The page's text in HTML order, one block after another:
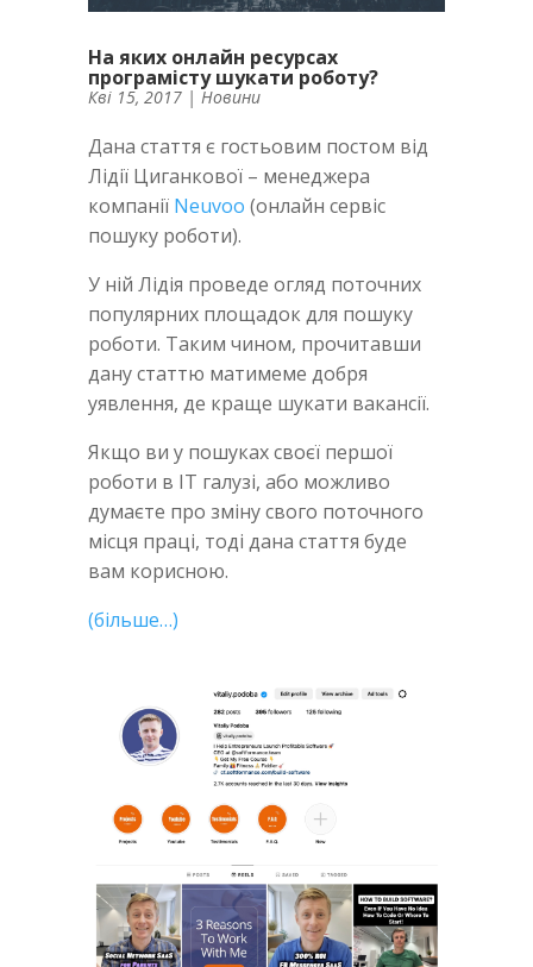
На яких онлайн ресурсах
програмісту шукати роботу?
Кві 15, 2017 | Новини
Дана стаття є гостьовим постом від
Лідії Циганкової – менеджера
компанії Neuvoo (онлайн сервіс
пошуку роботи).
У ній Лідія проведе огляд поточних
популярних площадок для пошуку
роботи. Таким чином, прочитавши
дану статтю матимеме добря
уявлення, де краще шукати вакансії.
Якщо ви у пошуках своєї першої
роботи в IT галузі, або можливо
думаєте про зміну свого поточного
місця праці, тоді дана стаття буде
вам корисною.
(більше…)